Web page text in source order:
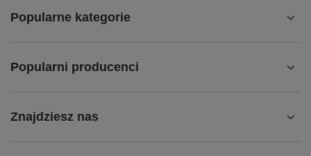
Popularne kategorie
Popularni producenci
Znajdziesz nas